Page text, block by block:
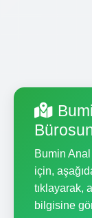
Bumin
için,
tıklayarak,
bilgisine